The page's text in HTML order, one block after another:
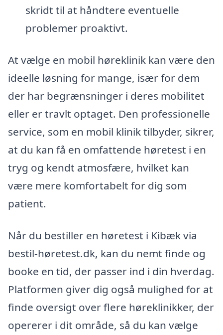
skridt til at håndtere eventuelle
problemer proaktivt.
At vælge en mobil høreklinik kan være den
ideelle løsning for mange, især for dem
der har begrænsninger i deres mobilitet
eller er travlt optaget. Den professionelle
service, som en mobil klinik tilbyder, sikrer,
at du kan få en omfattende høretest i en
tryg og kendt atmosfære, hvilket kan
være mere komfortabelt for dig som
patient.
Når du bestiller en høretest i Kibæk via
bestil-høretest.dk, kan du nemt finde og
booke en tid, der passer ind i din hverdag.
Platformen giver dig også mulighed for at
finde oversigt over flere høreklinikker, der
opererer i dit område, så du kan vælge